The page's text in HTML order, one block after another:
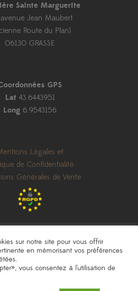
Sainte Marguerite
Jean Maubert
Route du Plan)
06130 GRASSE
GPS
Lat 43.6443951
Long 6.9543156
Légales et
de Confidentialité
Générales de Vente
à titre indicatif et peuvent être modifiés sans
une réalisationAKN Studio
sur notre site pour vous offrir
en mémorisant vos préférences
vous consentez à l'utilisation de